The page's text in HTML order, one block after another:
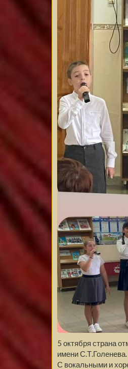
5 октября страна
имени С.Т.Голенева.
С вокальными и